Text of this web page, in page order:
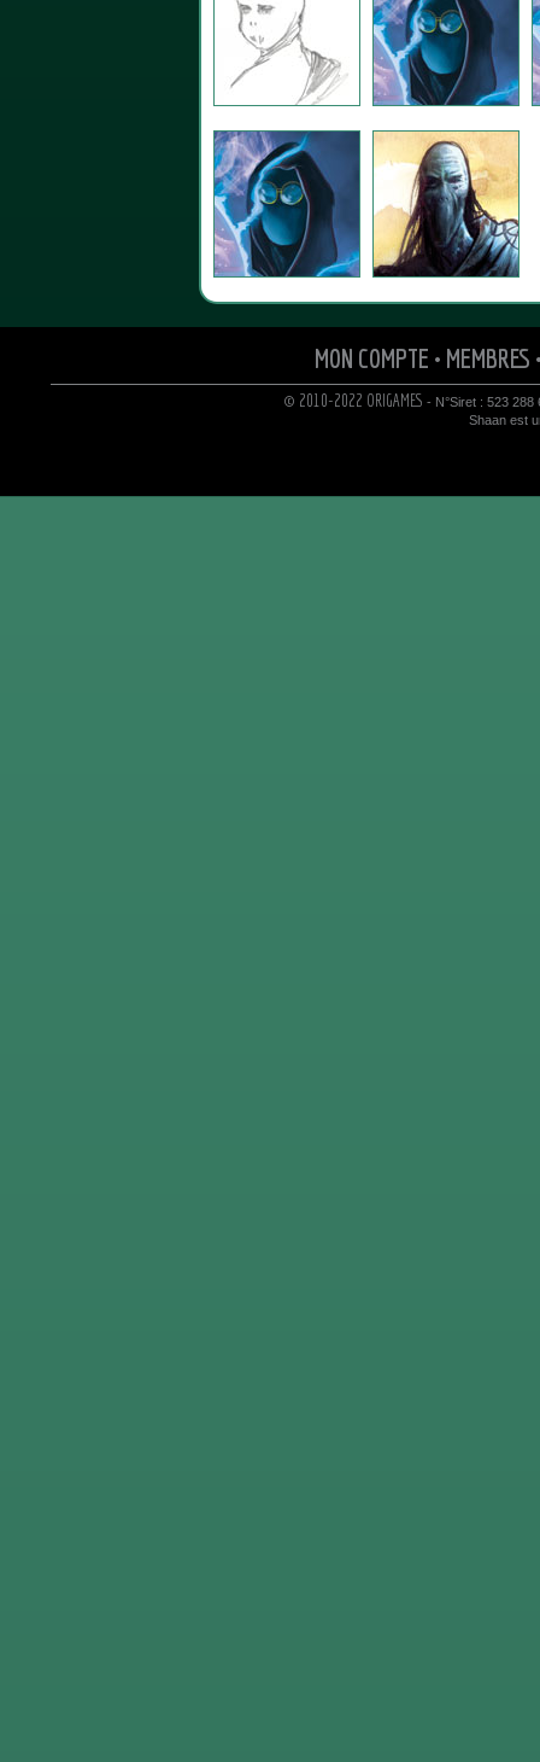
MON COMPTE • MEMBRES
© 2010-2022 ORIGAMES - N°Siret : 523 288
Shaan est